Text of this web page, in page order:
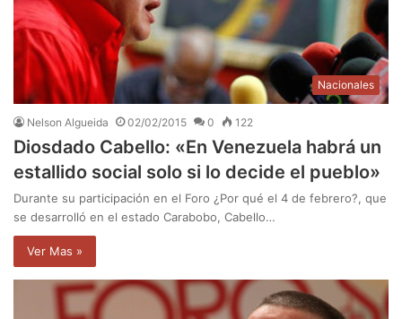
Nacionales
Nelson Algueida 02/02/2015 0 122
Diosdado Cabello: «En Venezuela habrá un
estallido social solo si lo decide el pueblo»
Durante su participación en el Foro ¿Por qué el 4 de febrero?, que
se desarrolló en el estado Carabobo, Cabello…
Ver Mas »